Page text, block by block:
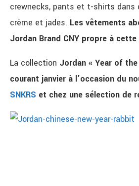
crewnecks, pants et t-shirts dans
crème et jades. Les vêtements
Jordan Brand CNY propre à
La collection Jordan « Year of
courant janvier à l’occasion du
SNKRS et chez une sélection de